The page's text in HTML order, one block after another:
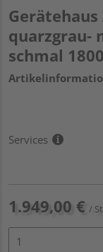
Gerätehaus
quarzgrau-
schmal
Services
1.949,00 € /